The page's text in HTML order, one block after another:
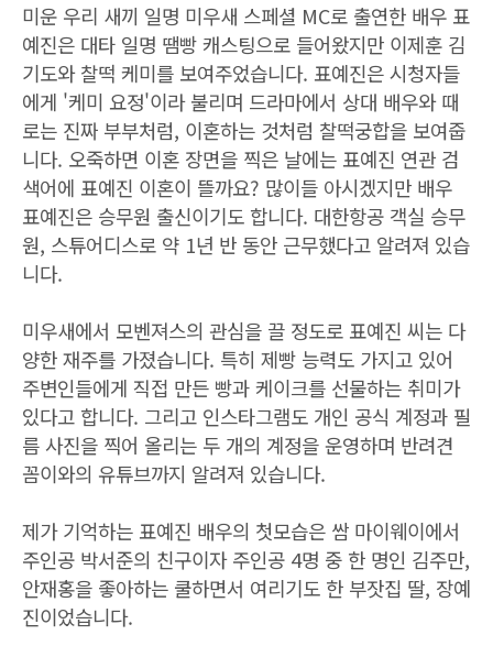
미운 우리 새끼 일명 미우새 스페셜 MC로 출연한 배우 표
예진은 대타 일명 땜빵 캐스팅으로 들어왔지만 이제훈 김
기도와 찰떡 케미를 보여주었습니다. 표예진은 시청자들
에게 '케미 요정'이라 불리며 드라마에서 상대 배우와 때
로는 진짜 부부처럼, 이혼하는 것처럼 찰떡궁합을 보여줍
니다. 오죽하면 이혼 장면을 찍은 날에는 표예진 연관 검
색어에 표예진 이혼이 뜰까요? 많이들 아시겠지만 배우
표예진은 승무원 출신이기도 합니다. 대한항공 객실 승무
원, 스튜어디스로 약 1년 반 동안 근무했다고 알려져 있습
니다.
미우새에서 모벤져스의 관심을 끌 정도로 표예진 씨는 다
양한 재주를 가졌습니다. 특히 제빵 능력도 가지고 있어
주변인들에게 직접 만든 빵과 케이크를 선물하는 취미가
있다고 합니다. 그리고 인스타그램도 개인 공식 계정과 필
름 사진을 찍어 올리는 두 개의 계정을 운영하며 반려견
꼼이와의 유튜브까지 알려져 있습니다.
제가 기억하는 표예진 배우의 첫모습은 쌈 마이웨이에서
주인공 박서준의 친구이자 주인공 4명 중 한 명인 김주만,
안재홍을 좋아하는 쿨하면서 여리기도 한 부잣집 딸, 장예
진이었습니다.